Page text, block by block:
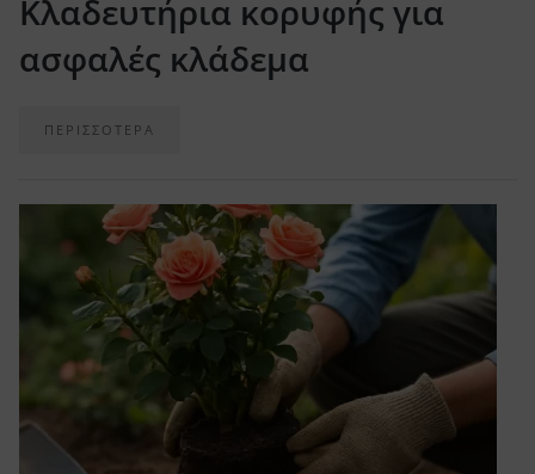
Κλαδευτήρια κορυφής για
ασφαλές κλάδεμα
ΠΕΡΙΣΣΟΤΕΡΑ